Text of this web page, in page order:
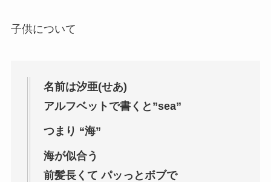
子供について
名前は汐亜(せあ)
アルフベットで書くと”sea”
つまり “海”
海が似合う
前髪長くて パッっとボブで